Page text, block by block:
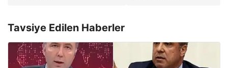
Tavsiye Edilen Haberler